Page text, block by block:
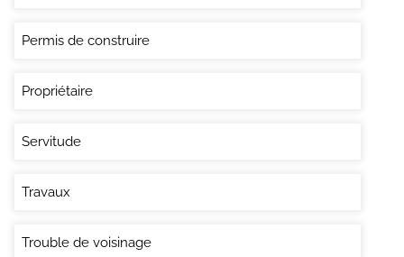
Permis de construire
Propriétaire
Servitude
Travaux
Trouble de voisinage